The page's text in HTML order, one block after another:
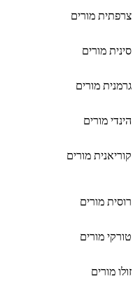
צרפתית מורים
סינית מורים
גרמנית מורים
הינדי מורים
קוריאנית מורים
רוסית מורים
טורקי מורים
זולו מורים